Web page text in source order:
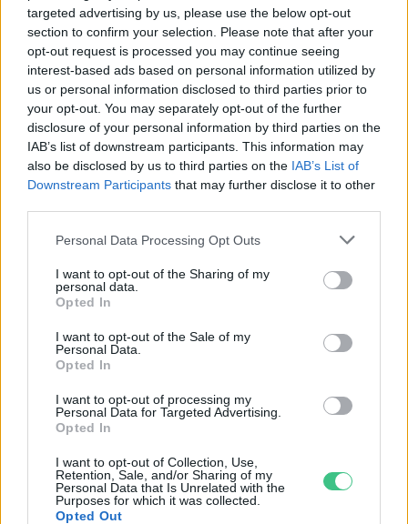
targeted advertising by us, please use the below opt-out
section to confirm your selection. Please note that after your
opt-out request is processed you may continue seeing
interest-based ads based on personal information utilized by
us or personal information disclosed to third parties prior to
your opt-out. You may separately opt-out of the further
disclosure of your personal information by third parties on the
IAB’s list of downstream participants. This information may
also be disclosed by us to third parties on the IAB’s List of
Downstream Participants that may further disclose it to other
Personal Data Processing Opt Outs
I want to opt-out of the Sharing of my
personal data.
Opted In
I want to opt-out of the Sale of my
Personal Data.
Opted In
I want to opt-out of processing my
Personal Data for Targeted Advertising.
Opted In
I want to opt-out of Collection, Use,
Retention, Sale, and/or Sharing of my
Personal Data that Is Unrelated with the
Purposes for which it was collected.
Opted Out
SZEMLE
Elképesztő felvétel mutatja meg,
mekkora a különbség az áradó és a
kiszáradó Duna között
ÉLŐ BOLYGÓNK
Még Paks kiesését is áthidalhatná a
megfelelő energiatárolás
ENERGIA